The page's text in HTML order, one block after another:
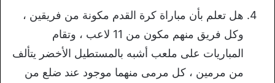
هل تعلم بأن مباراة كرة القدم مكونة من فريقين ،
وكل فريق منهم مكون من 11 لاعب ، وتقام
المباريات على ملعب أشبه بالمستطيل الأخضر يتألف
من مرمين ، كل مرمى منهما موجود عند ضلع من